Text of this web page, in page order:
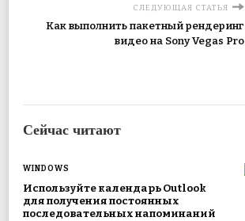
СЛЕДУЮЩАЯ СТАТЬЯ
Как выполнить пакетный рендеринг
видео на Sony Vegas Pro
Сейчас читают
WINDOWS
Используйте календарь Outlook
для получения постоянных
последовательных напоминаний